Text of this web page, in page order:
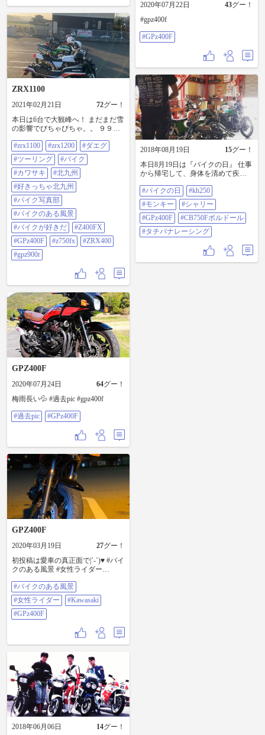
#GPz1100 #GPz750 #GPz400F
#Z1000R #ZRX1200DAEG
ZRX1100
2021年02月21日 72グー！
本日は6台で大観峰へ！ まだまだ雪
の影響でびちゃびちゃ。。 ９９年
と。。。 1台エンジン止まれば、ま
た1台エンジン止まるw なんとか帰
宅できました😛 #zrx1100#zrx1200#
ダエグ#ツーリング#バイク#カワサ
キ#北九州#好きっちゃ北九州#バイ
ク写真部#バイクのある風景#バイ
クが好きだ
#Z400FX#GPZ400F#Z750FX#zrx400
#GPZ900R
#zrx1100 #zrx1200
#ダエグ
#ツーリング
#バイク
#カワサキ
#北九州
#好きっちゃ北九州
#バイク写真部
#バイクのある風景
#バイクが好きだ
#Z400FX
#GPz400F
#z750fx
#ZRX400
#gpz900r
GPZ400F
2020年07月24日 64グー！
梅雨長い💦 #過去pic #gpz400f
#過去pic #GPz400F
2020年07月22日 43グー！
#gpz400f
#GPz400F
GPZ400F
2020年03月19日 27グー！
初投稿は愛車の真正面で|´-`)‪︎‬‪︎♥ #バイ
クのある風景 #女性ライダー
#バイクのある風景
#女性ライダー
#Kawasaki
#GPz400F
2018年08月19日 15グー！
本日8月19日は『バイクの日』 仕事
から帰宅して、身体を清めて疾走
で遊べますように…😊 来年のバイ
クの日までに、どんなバイクをGET
してるかな～😂♪ #バイクの日
#KH250 #モンキー #シャリー
#Gpz400F #CB750Fボルドール #タ
チバナレーシング
#バイクの日
#kh250
#モンキー
#シャリー
#GPz400F
#CB750Fボルドール
#タチバナレーシング
2018年06月06日 14グー！